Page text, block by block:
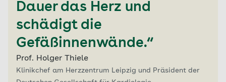
Dauer das Herz und
schädigt die
Gefäßinnenwände.“
Prof. Holger Thiele
Klinikchef am Herzzentrum Leipzig und Präsident der